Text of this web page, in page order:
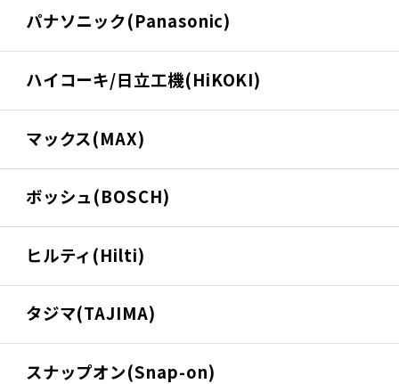
パナソニック(Panasonic)
ハイコーキ/日立工機(HiKOKI)
マックス(MAX)
ボッシュ(BOSCH)
ヒルティ(Hilti)
タジマ(TAJIMA)
スナップオン(Snap-on)